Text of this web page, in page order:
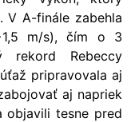
V A-finále zabehla
m/s), čím o 3
rekord Rebeccy
pripravovala aj
aj napriek
objavili tesne pred